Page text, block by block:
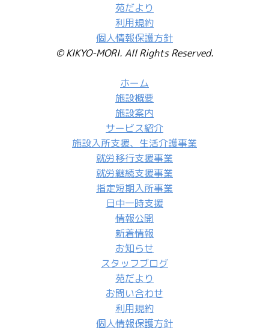
苑だより
利用規約
個人情報保護方針
© KIKYO-MORI. All Rights Reserved.
ホーム
施設概要
施設案内
サービス紹介
施設入所支援、生活介護事業
就労移行支援事業
就労継続支援事業
指定短期入所事業
日中一時支援
情報公開
新着情報
お知らせ
スタッフブログ
苑だより
お問い合わせ
利用規約
個人情報保護方針